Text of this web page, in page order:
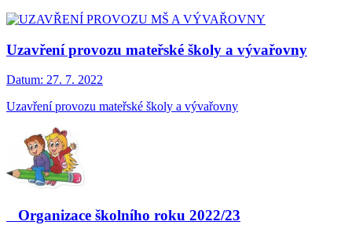
Uzavření provozu mateřské školy a vývařovny
Datum: 27. 7. 2022
Uzavření provozu mateřské školy a vývařovny
Organizace školního roku 2022/23